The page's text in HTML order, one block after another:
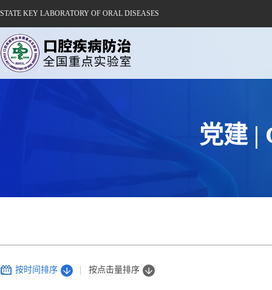
STATE KEY LABORATORY OF ORAL DISEASES
党建 |
按时间排序 按点击量排序